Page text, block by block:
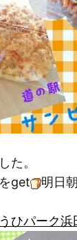
た。
get
明日
ひパーク浜